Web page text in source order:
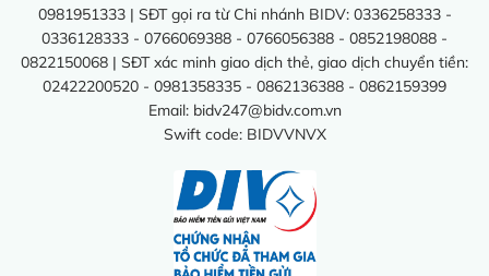
0981951333 | SĐT gọi ra từ Chi nhánh BIDV: 0336258333 -
0336128333 - 0766069388 - 0766056388 - 0852198088 -
0822150068 | SĐT xác minh giao dịch thẻ, giao dịch chuyển tiền:
02422200520 - 0981358335 - 0862136388 - 0862159399
Email: bidv247@bidv.com.vn
Swift code: BIDVVNVX